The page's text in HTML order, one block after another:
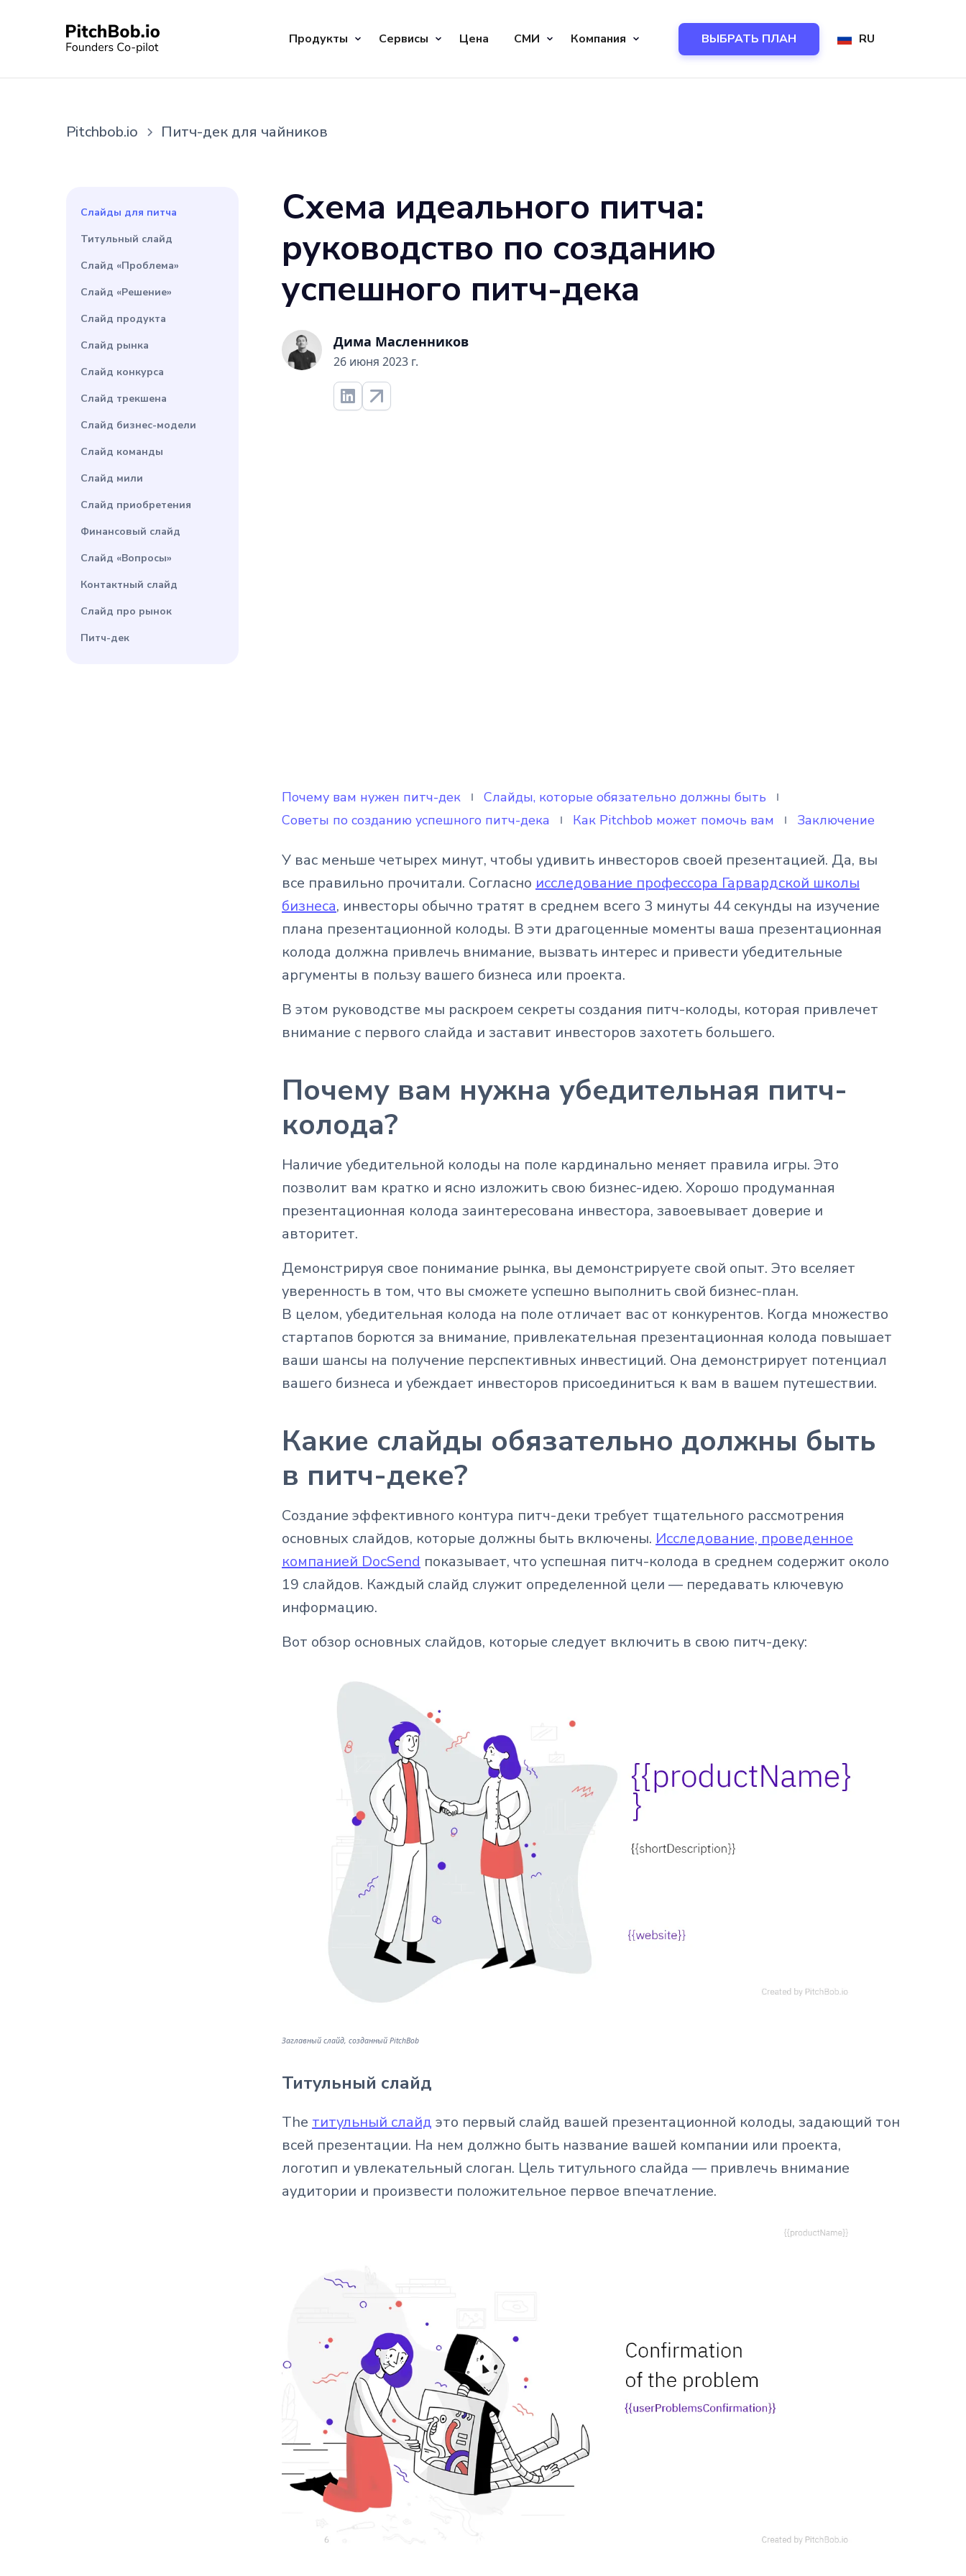
Продукты Сервисы Цена СМИ Компания ВЫБРАТЬ ПЛАН RU
Pitchbob.io Питч-дек для чайников
Слайды для питча
Титульный слайд
Слайд «Проблема»
Слайд «Решение»
Слайд продукта
Слайд рынка
Слайд конкурса
Слайд трекшена
Слайд бизнес-модели
Слайд команды
Слайд мили
Слайд приобретения
Финансовый слайд
Слайд «Вопросы»
Контактный слайд
Слайд про рынок
Питч-дек
Схема идеального питча:
руководство по созданию
успешного питч-дека
Дима Масленников
26 июня 2023 г.
Почему вам нужен питч-дек
Слайды, которые обязательно должны быть
Советы по созданию успешного питч-дека
Как Pitchbob может помочь вам Заключение
У вас меньше четырех минут, чтобы удивить инвесторов своей презентацией. Да, вы
все правильно прочитали. Согласно исследование профессора Гарвардской школы
бизнеса, инвесторы обычно тратят в среднем всего 3 минуты 44 секунды на изучение
плана презентационной колоды. В эти драгоценные моменты ваша презентационная
колода должна привлечь внимание, вызвать интерес и привести убедительные
аргументы в пользу вашего бизнеса или проекта.
В этом руководстве мы раскроем секреты создания питч-колоды, которая привлечет
внимание с первого слайда и заставит инвесторов захотеть большего.
Почему вам нужна убедительная питч-
колода?
Наличие убедительной колоды на поле кардинально меняет правила игры. Это
позволит вам кратко и ясно изложить свою бизнес-идею. Хорошо продуманная
презентационная колода заинтересована инвестора, завоевывает доверие и
авторитет.
Демонстрируя свое понимание рынка, вы демонстрируете свой опыт. Это вселяет
уверенность в том, что вы сможете успешно выполнить свой бизнес-план.
В целом, убедительная колода на поле отличает вас от конкурентов. Когда множество
стартапов борются за внимание, привлекательная презентационная колода повышает
ваши шансы на получение перспективных инвестиций. Она демонстрирует потенциал
вашего бизнеса и убеждает инвесторов присоединиться к вам в вашем путешествии.
Какие слайды обязательно должны быть
в питч-деке?
Создание эффективного контура питч-деки требует тщательного рассмотрения
основных слайдов, которые должны быть включены. Исследование, проведенное
компанией DocSend показывает, что успешная питч-колода в среднем содержит около
19 слайдов. Каждый слайд служит определенной цели — передавать ключевую
информацию.
Вот обзор основных слайдов, которые следует включить в свою питч-деку:
Заглавный слайд, созданный PitchBob
Титульный слайд
The титульный слайд это первый слайд вашей презентационной колоды, задающий тон
всей презентации. На нем должно быть название вашей компании или проекта,
логотип и увлекательный слоган. Цель титульного слайда — привлечь внимание
аудитории и произвести положительное первое впечатление.